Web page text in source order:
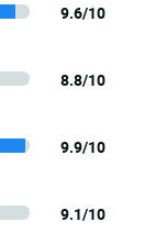
9.6/10
8.8/10
9.9/10
9.1/10